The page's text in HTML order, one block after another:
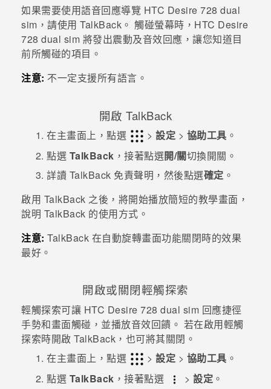
優惠專區
焦點訊息
校園專案
企業採購
銷售通路
支援服務
VIVELAND
如果需要使用語音回應導覽 HTC Desire 728 dual
sim ，請使用 TalkBack 。 觸碰螢幕時， HTC Desire
728 dual sim 將發出震動及音效回應，讓您知道目
前所觸碰的項目。
注意: 不一定支援所有語言。
開啟TalkBack
在主畫面上，點選 > 設定 > 協助工具 。
點選 TalkBack ，接著點選開/關切換開關。
詳讀 TalkBack 免責聲明，然後點選確定 。
啟用 TalkBack 之後，將開始播放簡短的教學畫面，
說明 TalkBack 的使用方式。
注意: TalkBack 在自動旋轉畫面功能關閉時的效果
最好。
開啟或關閉輕觸探索
輕觸探索可讓 HTC Desire 728 dual sim 回應捷徑
手勢和畫面觸碰，並播放音效回饋。 若在啟用輕觸
探索時開啟 TalkBack ，也可將其關閉。
在主畫面 上，點選 > 設定 > 協助工具 。
點選 TalkBack ，接著點選 > 設定 。